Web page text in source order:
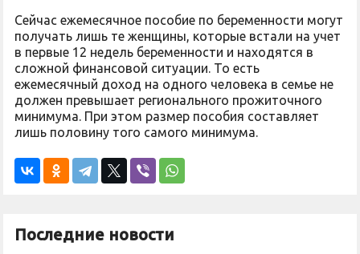
Сейчас ежемесячное пособие по беременности могут
получать лишь те женщины, которые встали на учет
в первые 12 недель беременности и находятся в
сложной финансовой ситуации. То есть
ежемесячный доход на одного человека в семье не
должен превышает регионального прожиточного
минимума. При этом размер пособия составляет
лишь половину того самого минимума.
Последние новости